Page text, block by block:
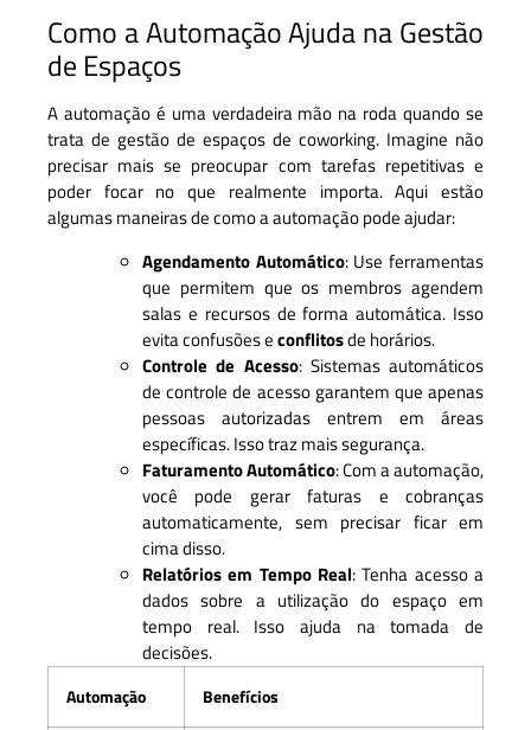
Como a Automação Ajuda na Gestão
de Espaços
A automação é uma verdadeira mão na roda quando se
trata de gestão de espaços de coworking. Imagine não
precisar mais se preocupar com tarefas repetitivas e
poder focar no que realmente importa. Aqui estão
algumas maneiras de como a automação pode ajudar:
Agendamento Automático: Use ferramentas
que permitem que os membros agendem
salas e recursos de forma automática. Isso
evita confusões econflitosde horários.
Controle de Acesso: Sistemas automáticos
de controle de acesso garantem que apenas
pessoas autorizadas entrem em áreas
específicas. Isso traz mais segurança.
Faturamento Automático: Com a automação,
você pode gerar faturas e cobranças
automaticamente, sem precisar ficar em
cima disso.
Relatórios em Tempo Real: Tenha acesso a
dados sobre a utilização do espaço em
tempo real. Isso ajuda na tomada de
decisões.
Automação Benefícios